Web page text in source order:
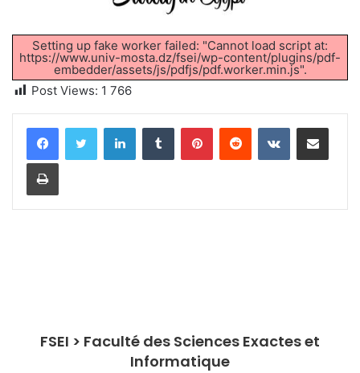
Setting up fake worker failed: "Cannot load script at:
https://www.univ-mosta.dz/fsei/wp-content/plugins/pdf-
embedder/assets/js/pdfjs/pdf.worker.min.js".
Post Views: 1 766
LinkedinTumblr PinterestReddit VKontaktePartager par email
Imprimer
FSEI > Faculté des Sciences Exactes et
Informatique